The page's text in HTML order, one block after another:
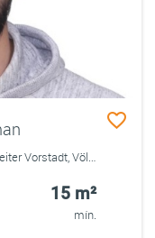
Habitaciones | Klagenfurt Innere Stadt, St. Veiter Vorstadt, Völkermarkter Vorstadt, Viktringen Vorstadt, Villacher Vorstadt, Annabichl, St. Peter, St. Ruprecht, St. Martin, Viktring, Wölfnitz, Hörtendorf
15 m²
mín.